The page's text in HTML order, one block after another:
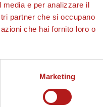
e per analizzare il
partner che si occupano
che hai fornito loro o
Marketing